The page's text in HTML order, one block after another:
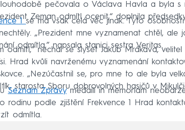
pečovala o Václava Havla a byla s
Zeman odmítl ocenit,“ doplnila
1se má však celá věc jinak. Tyto
„Prezident mne vyznamenat chtěl, ale
odmítla,” napsala stanici sestra Veritas.
odmítl,“ nechal se slyšet Jakub Mrákava,
Hrad kvůli navrženému vyznamenání
„Nezúčastnil se, pro mne to ale byla
starosta Sboru dobrovolných hasičů v
Seznam Zprávymedaili in memoriam
rodinu podle zjištění Frekvence 1 Hrad
odmítla.